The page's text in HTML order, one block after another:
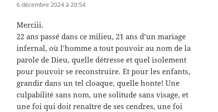
6 décembre 2024 à 20:54
Merciii.
22 ans passé dans ce milieu, 21 ans d’un mariage
infernal, où l’homme a tout pouvoir au nom de la
parole de Dieu, quelle détresse et quel isolement
pour pouvoir se reconstruire. Et pour les enfants,
grandir dans un tel cloaque, quelle honte! Une
culpabilité sans nom, une solitude sans visage, et
une foi qui doit renaître de ses cendres, une foi